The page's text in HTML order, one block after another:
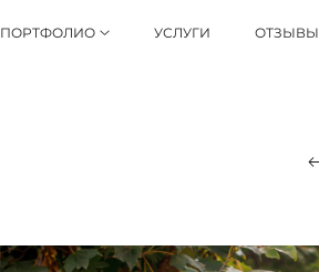
ПОРТФОЛИО УСЛУГИ ОТЗЫВЫ